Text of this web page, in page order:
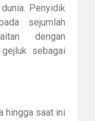
Penyidik
sejumlah
dengan
sebagai
hingga saat ini